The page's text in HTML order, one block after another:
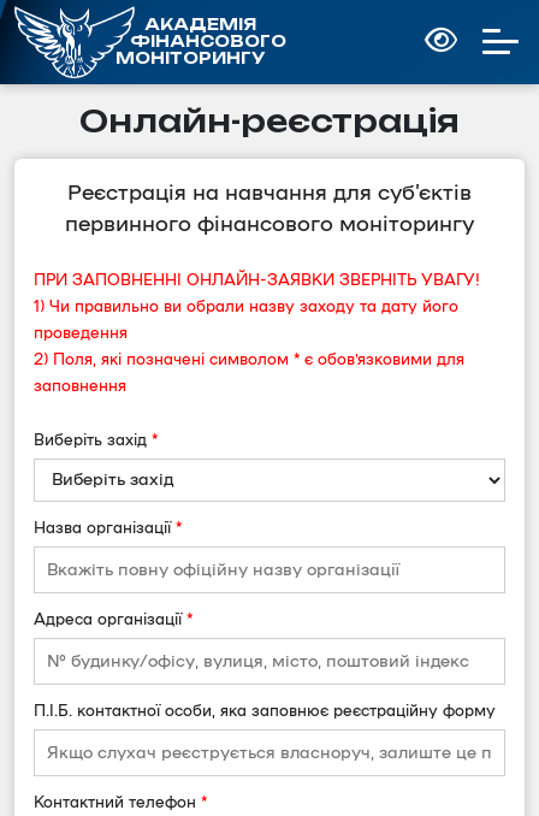
АКАДЕМІЯ
ФІНАНСОВОГО
МОНІТОРИНГУ
Онлайн-реєстрація
Реєстрація на навчання для суб’єктів
первинного фінансового моніторингу
ПРИ ЗАПОВНЕННІ ОНЛАЙН-ЗАЯВКИ ЗВЕРНІТЬ УВАГУ!
1) Чи правильно ви обрали назву заходу та дату його
проведення
2) Поля, які позначені символом * є обов’язковими для
заповнення
Виберіть захід *
Назва організації *
Адреса організації *
П.І.Б. контактної особи, яка заповнює реєстраційну форму
Контактний телефон *